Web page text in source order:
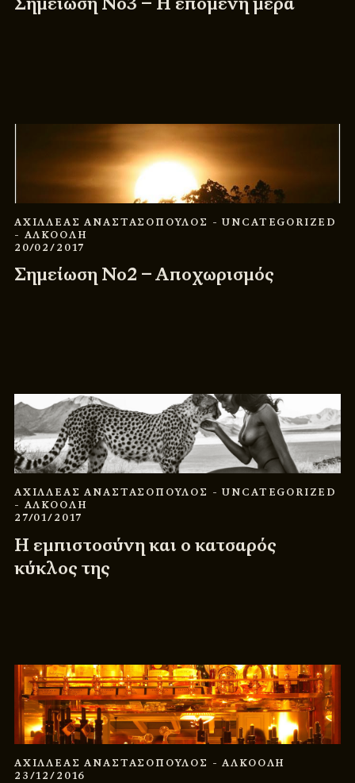
ΑΧΙΛΛΕΑΣ ΑΝΑΣΤΑΣΟΠΟΥΛΟΣ - UNCATEGORIZED
- ΑΛΚΟΟΛΗ
20/02/2017
Σημείωση Νο2 – Αποχωρισμός
ΑΧΙΛΛΕΑΣ ΑΝΑΣΤΑΣΟΠΟΥΛΟΣ - UNCATEGORIZED
- ΑΛΚΟΟΛΗ
27/01/2017
Η εμπιστοσύνη και ο κατσαρός
κύκλος της
ΑΧΙΛΛΕΑΣ ΑΝΑΣΤΑΣΟΠΟΥΛΟΣ - ΑΛΚΟΟΛΗ
23/12/2016